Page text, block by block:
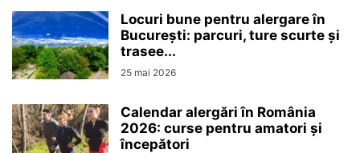
Locuri bune pentru alergare în
București: parcuri, ture scurte și
trasee...
25 mai 2026
Calendar alergări în România
2026: curse pentru amatori și
începători